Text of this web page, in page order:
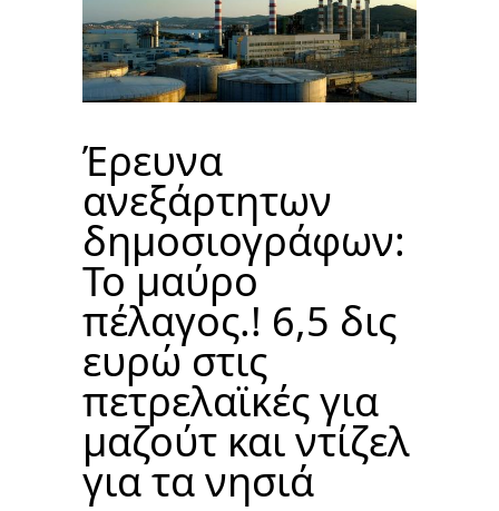
Έρευνα
ανεξάρτητων
δημοσιογράφων:
Το μαύρο
πέλαγος.! 6,5 δις
ευρώ στις
πετρελαϊκές για
μαζούτ και ντίζελ
για τα νησιά